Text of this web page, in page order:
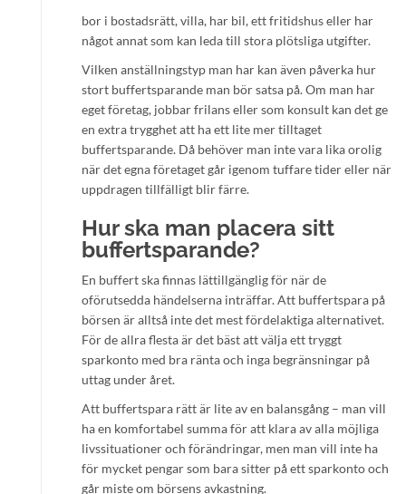
bor i bostadsrätt, villa, har bil, ett fritidshus eller har
något annat som kan leda till stora plötsliga utgifter.
Vilken anställningstyp man har kan även påverka hur
stort buffertsparande man bör satsa på. Om man har
eget företag, jobbar frilans eller som konsult kan det ge
en extra trygghet att ha ett lite mer tilltaget
buffertsparande. Då behöver man inte vara lika orolig
när det egna företaget går igenom tuffare tider eller när
uppdragen tillfälligt blir färre.
Hur ska man placera sitt
buffertsparande?
En buffert ska finnas lättillgänglig för när de
oförutsedda händelserna inträffar. Att buffertspara på
börsen är alltså inte det mest fördelaktiga alternativet.
För de allra flesta är det bäst att välja ett tryggt
sparkonto med bra ränta och inga begränsningar på
uttag under året.
Att buffertspara rätt är lite av en balansgång – man vill
ha en komfortabel summa för att klara av alla möjliga
livssituationer och förändringar, men man vill inte ha
för mycket pengar som bara sitter på ett sparkonto och
går miste om börsens avkastning.